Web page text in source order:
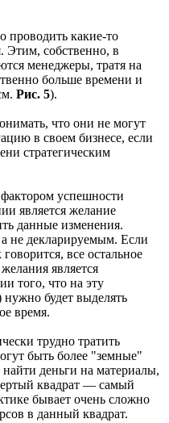
проводить какие-то
Этим, собственно, в
менеджеры, тратя на
больше времени и
Рис. 5).
что они не могут
в своем бизнесе, если
стратегическим
успешности
является желание
данные изменения.
не декларируемым. Если
все остальное
является
того, что на эту
нужно будет выделять
время.
трудно тратить
быть более "земные"
деньги на материалы,
квадрат — самый
бывает очень сложно
в данный квадрат.